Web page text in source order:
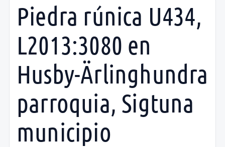
Piedra rúnica U434,
L2013:3080 en
Husby-Ärlinghundra
parroquia, Sigtuna
municipio